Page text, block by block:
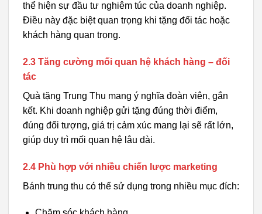
thể hiện sự đầu tư nghiêm túc của doanh nghiệp.
Điều này đặc biệt quan trọng khi tặng đối tác hoặc
khách hàng quan trọng.
2.3 Tăng cường mối quan hệ khách hàng – đối
tác
Quà tặng Trung Thu mang ý nghĩa đoàn viên, gắn
kết. Khi doanh nghiệp gửi tặng đúng thời điểm,
đúng đối tượng, giá trị cảm xúc mang lại sẽ rất lớn,
giúp duy trì mối quan hệ lâu dài.
2.4 Phù hợp với nhiều chiến lược marketing
Bánh trung thu có thể sử dụng trong nhiều mục đích: